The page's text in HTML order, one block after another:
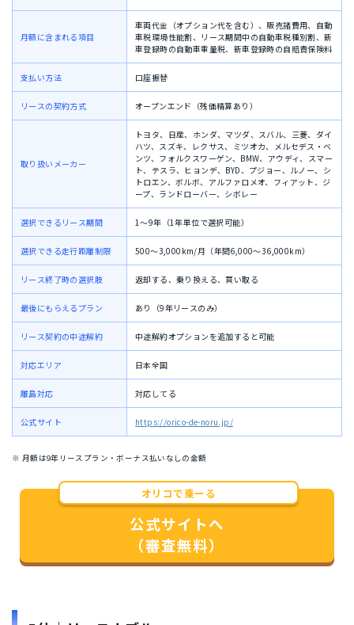
月額に含まれる項目
車両代金（オプション代を含む）、販売諸費用、 自動
車税環境性能割、 リース期間中の自動車税種別割、新
車登録時の自動車重量税、新車登録時の自賠責保険料
支払い方法 口座振替
リースの契約方式 オープンエンド（残価精算あり）
取り扱いメーカー
トヨタ、日産、ホンダ、マツダ、スバル、三菱、ダイ
ハツ、スズキ、レクサス、ミツオカ、メルセデス・ベ
ンツ、フォルクスワーゲン、BMW、アウディ、スマー
ト、テスラ、ヒョンデ、BYD、プジョー、ルノー、シ
トロエン、ボルボ、アルファロメオ、フィアット、ジ
ープ、ランドローバー、シボレー
選択できるリース期間 1〜9年（1年単位で選択可能）
選択できる走行距離制限 500〜3,000km/月（年間6,000〜36,000km）
リース終了時の選択肢 返却する、乗り換える、買い取る
最後にもらえるプラン あり（9年リースのみ）
リース契約の中途解約 中途解約オプションを追加すると可能
対応エリア 日本全国
離島対応 対応してる
公式サイト https://orico-de-noru.jp/
※ 月額は9年リースプラン・ボーナス払いなしの金額
オリコで乗ーる
公式サイトへ
（審査無料）